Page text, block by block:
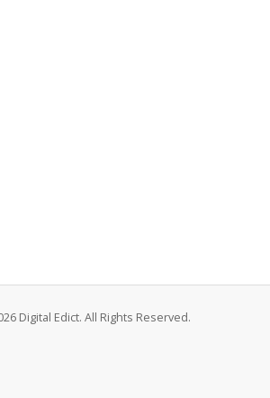
Digital Edict. All Rights Reserved.